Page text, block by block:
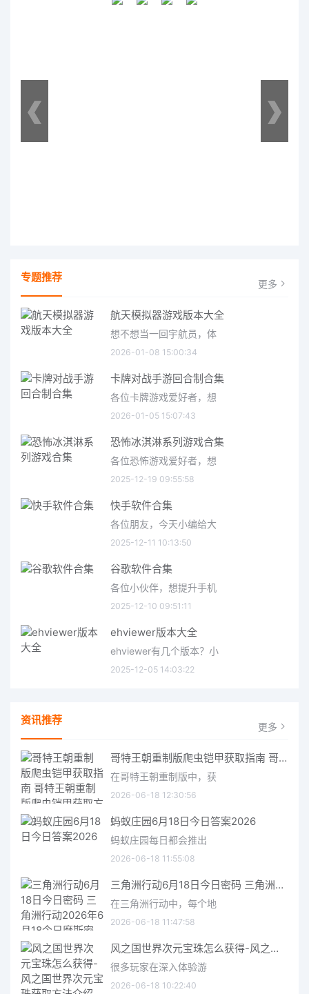
专题推荐 更多
航天模拟器游戏版本大全
想不想当一回宇航员，体
2026-01-08 15:00:34
卡牌对战手游回合制合集
各位卡牌游戏爱好者，想
2026-01-05 15:07:43
恐怖冰淇淋系列游戏合集
各位恐怖游戏爱好者，想
2025-12-19 09:55:58
快手软件合集
各位朋友，今天小编给大
2025-12-11 10:13:50
谷歌软件合集
各位小伙伴，想提升手机
2025-12-10 09:51:11
ehviewer版本大全
ehviewer有几个版本？小
2025-12-05 14:03:22
资讯推荐 更多
哥特王朝重制版爬虫铠甲获取指南 哥特王朝重制版爬虫铠甲获取方法
在哥特王朝重制版中，获
2026-06-18 12:30:56
蚂蚁庄园6月18日今日答案2026
蚂蚁庄园每日都会推出
2026-06-18 11:55:08
三角洲行动6月18日今日密码 三角洲行动2026年6月18今日摩斯密码分享
在三角洲行动中，每个地
2026-06-18 11:47:58
风之国世界次元宝珠怎么获得-风之国世界次元宝珠获取方法介绍
很多玩家在深入体验游
2026-06-18 10:22:40